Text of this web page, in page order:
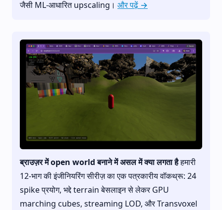
जैसी ML-आधारित upscaling। और पढ़ें →
ब्राउज़र में open world बनाने में असल में क्या लगता हैहमारी
12-भाग की इंजीनियरिंग सीरीज़ का एक पत्रकारीय वॉकथ्रू: 24
spike प्रयोग, भद्दे terrain बेसलाइन से लेकर GPU
marching cubes, streaming LOD, और Transvoxel